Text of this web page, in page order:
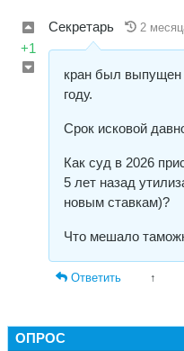
+1
Секретарь 2
кран был выпущен
году.
Срок исковой
Как суд в 2026
5 лет назад
новым ставкам)?
Что мешало
Ответить ↑
ОПРОС